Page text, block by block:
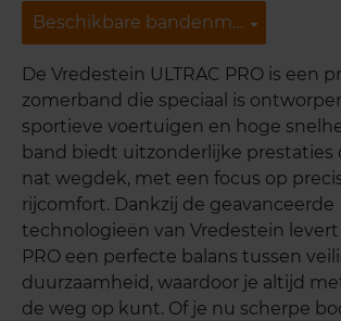
Beschikbare bandenmaten
Beschikbare bandenmaten
De Vredestein ULTRAC PRO is een
zomerband die speciaal is
sportieve voertuigen en hoge
band biedt uitzonderlijke prestaties
nat wegdek, met een focus op
rijcomfort. Dankzij de geavanceerde
technologieën van Vredestein levert
PRO een perfecte balans tussen
duurzaamheid, waardoor je altijd
de weg op kunt. Of je nu scherpe